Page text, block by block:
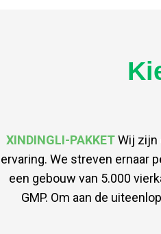
XINDINGLI-PAKKETWij zijn
ervaring. We streven ernaar
een gebouw van 5.000
GMP. Om aan de